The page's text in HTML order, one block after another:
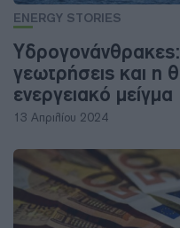
ENERGY STORIES
γεωτρήσεις και η
ενεργειακό μείγμα
13 Απριλίου 2024